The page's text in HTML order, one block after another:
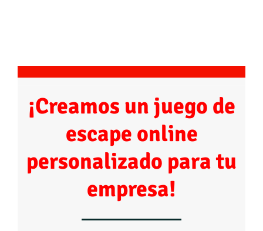
¡Creamos un juego de
escape online
personalizado para tu
empresa!